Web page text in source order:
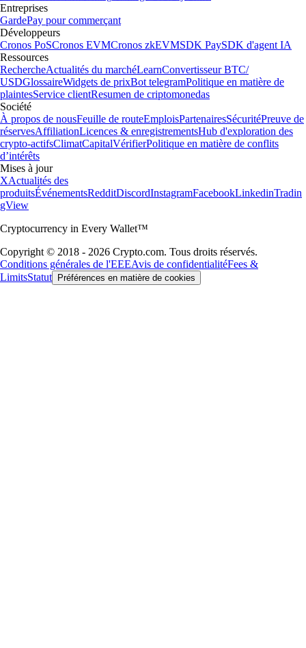
Entreprises
GardePay pour commerçant
Développeurs
Cronos PoSCronos EVMCronos zkEVMSDK PaySDK d'agent IA
Ressources
RechercheActualités du marchéLearnConvertisseur BTC/
USDGlossaireWidgets de prixBot telegramPolitique en matière de
plaintesService clientResumen de criptomonedas
Société
À propos de nousFeuille de routeEmploisPartenairesSécuritéPreuve de
réservesAffiliationLicences & enregistrementsHub d'exploration des
crypto-actifsClimatCapitalVérifierPolitique en matière de conflits
d’intérêts
Mises à jour
XActualités des
produitsÉvénementsRedditDiscordInstagramFacebookLinkedinTradin
gView
Cryptocurrency in Every Wallet™
Copyright © 2018 - 2026 Crypto.com. Tous droits réservés.
Conditions générales de l'EEEAvis de confidentialitéFees &
LimitsStatut Préférences en matière de cookies